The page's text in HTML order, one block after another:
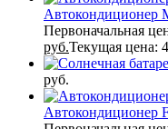
Автокондиционер
Первоначальная
руб.Текущая цена:
руб.
Автокондиционер